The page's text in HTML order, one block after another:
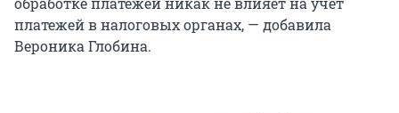
платежей в налоговых органах, — добавила
Вероника Глобина.